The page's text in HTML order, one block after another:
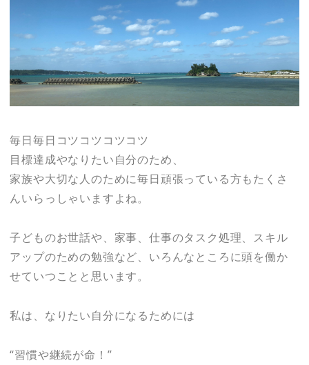
毎日毎日コツコツコツコツ
目標達成やなりたい自分のため、
家族や大切な人のために毎日頑張っている方もたくさ
んいらっしゃいますよね。
子どものお世話や、家事、仕事のタスク処理、スキル
アップのための勉強など、いろんなところに頭を働か
せていつことと思います。
私は、なりたい自分になるためには
“習慣や継続が命！”